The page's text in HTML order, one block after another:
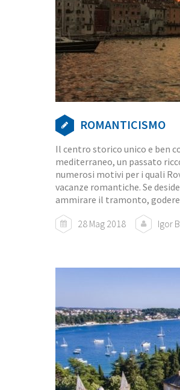
ROMANTICISMO
Il centro storico unico e ben
mediterraneo, un passato
numerosi motivi per i quali
vacanze romantiche. Se
ammirare il tramonto,
28 Mag 2018
Igor